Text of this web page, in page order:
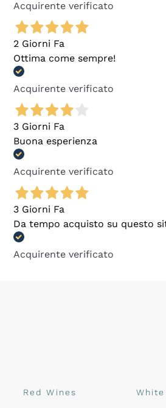
Acquirente verificato
2 Giorni Fa
Ottima come sempre!
Acquirente verificato
3 Giorni Fa
Buona esperienza
Acquirente verificato
3 Giorni Fa
Da tempo acquisto su questo
Acquirente verificato
Red Wines